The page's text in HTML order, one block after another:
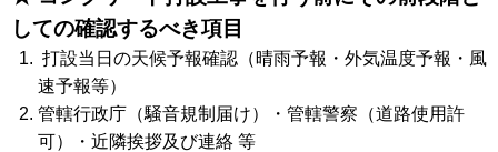
しての確認するべき項目
打設当日の天候予報確認（晴雨予報・外気温度予報・風
速予報等）
管轄行政庁（騒音規制届け）・管轄警察（道路使用許
可）・近隣挨拶及び連絡 等